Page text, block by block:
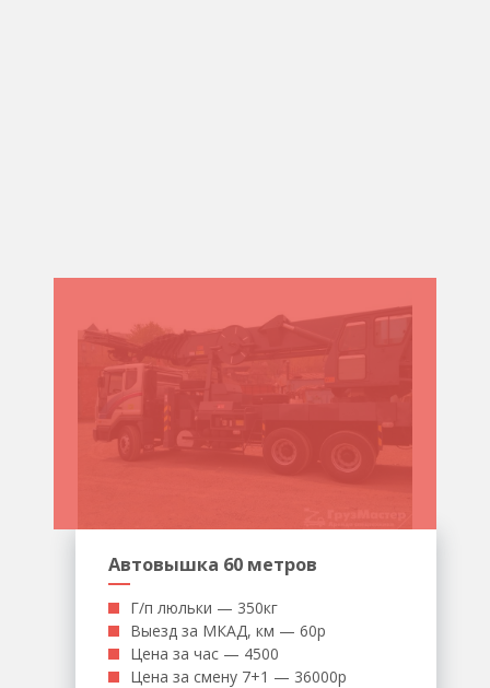
Автовышка 60 метров
Г/п люльки — 350кг
Выезд за МКАД, км — 60р
Цена за час — 4500
Цена за смену 7+1 — 36000р